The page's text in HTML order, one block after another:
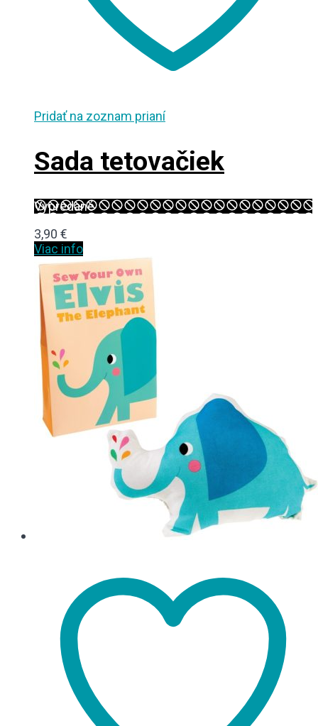
Pridať na zoznam prianí
Sada tetovačiek
Vypredané
3,90 €
Viac info